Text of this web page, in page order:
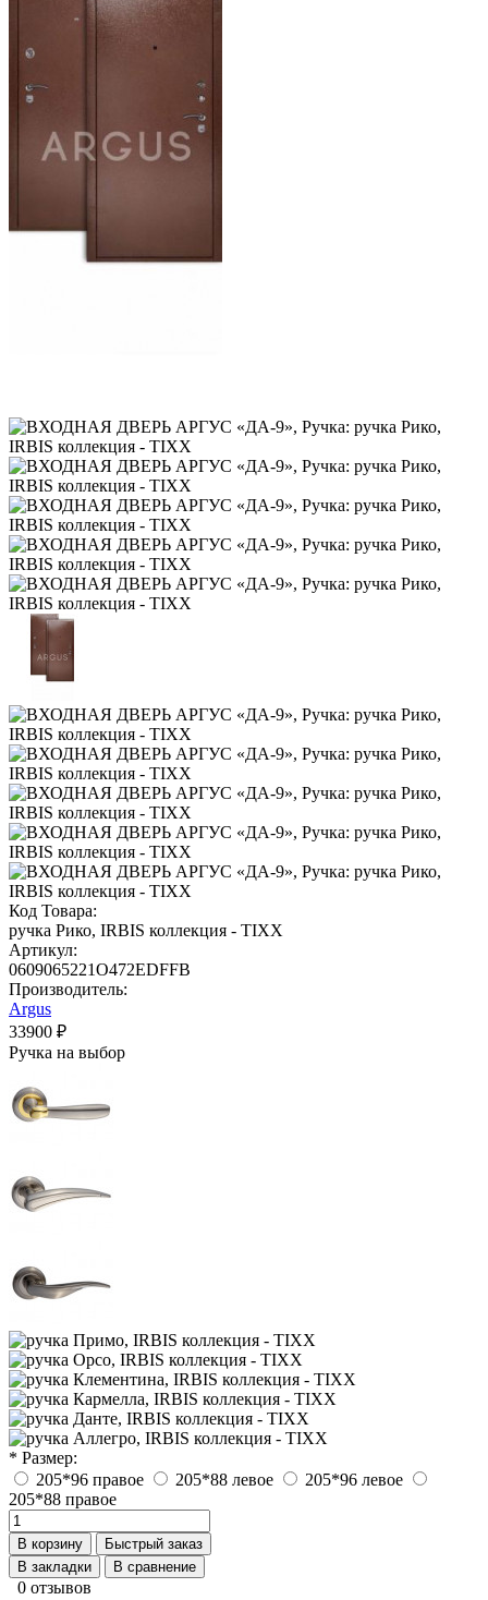
Код Товара:
ручка Рико, IRBIS коллекция - TIXX
Артикул:
0609065221O472EDFFB
Производитель:
Argus
33900 ₽
Ручка на выбор
* Размер:
205*96 правое
205*88 левое
205*96 левое
205*88 правое
В корзину
Быстрый заказ
В закладки
В сравнение
0 отзывов